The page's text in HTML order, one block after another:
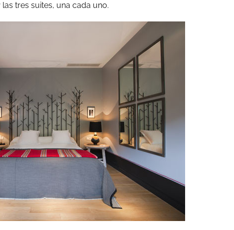
tres suites, una cada uno.